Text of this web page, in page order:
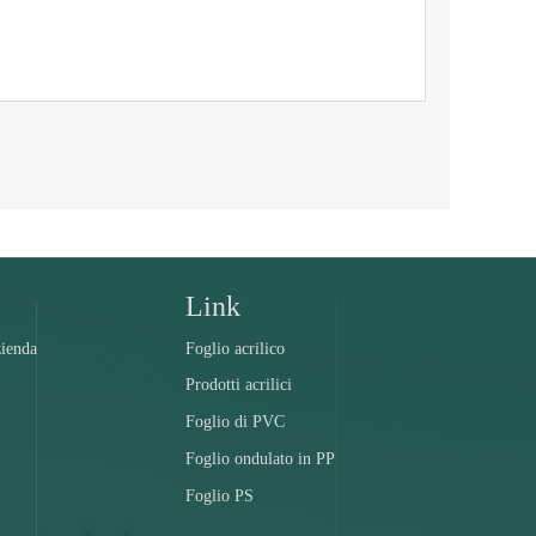
Link
Foglio acrilico
Prodotti acrilici
Foglio di PVC
Foglio ondulato in PP
Foglio PS